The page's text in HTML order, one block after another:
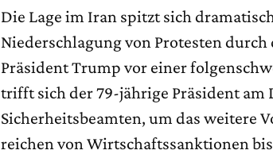
Die Lage im Iran spitzt sich
Niederschlagung von Protesten
Präsident Trump vor einer
trifft sich der 79-jährige Präsident am
Sicherheitsbeamten, um das weitere
reichen von Wirtschaftssanktionen